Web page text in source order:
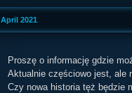
April 2021
Proszę o informację gdzie
Aktualnie częściowo jest, ale
Czy nowa historia tęż będzie